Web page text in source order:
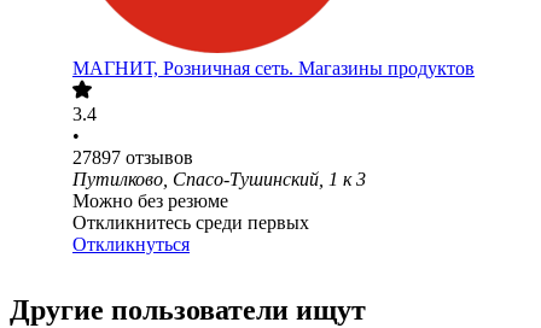
МАГНИТ, Розничная сеть. Магазины продуктов
3.4
•
27897 отзывов
Путилково, Спасо-Тушинский, 1 к 3
Можно без резюме
Откликнитесь среди первых
Откликнуться
Другие пользователи ищут